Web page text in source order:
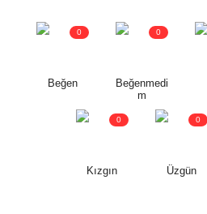
Beğen
0
Beğenmedi
m
0
Kızgın
0
Üzgün
0